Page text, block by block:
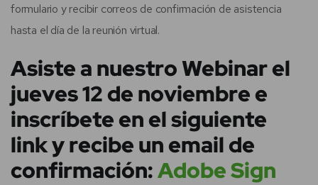
formulario y recibir correos de confirmación de asistencia
hasta el día de la reunión virtual.
Asiste a nuestro Webinar el
jueves 12 de noviembre e
inscríbete en el siguiente
link y recibe un email de
confirmación:Adobe Sign